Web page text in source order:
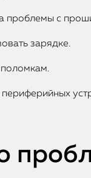
проблемы с
зарядке.